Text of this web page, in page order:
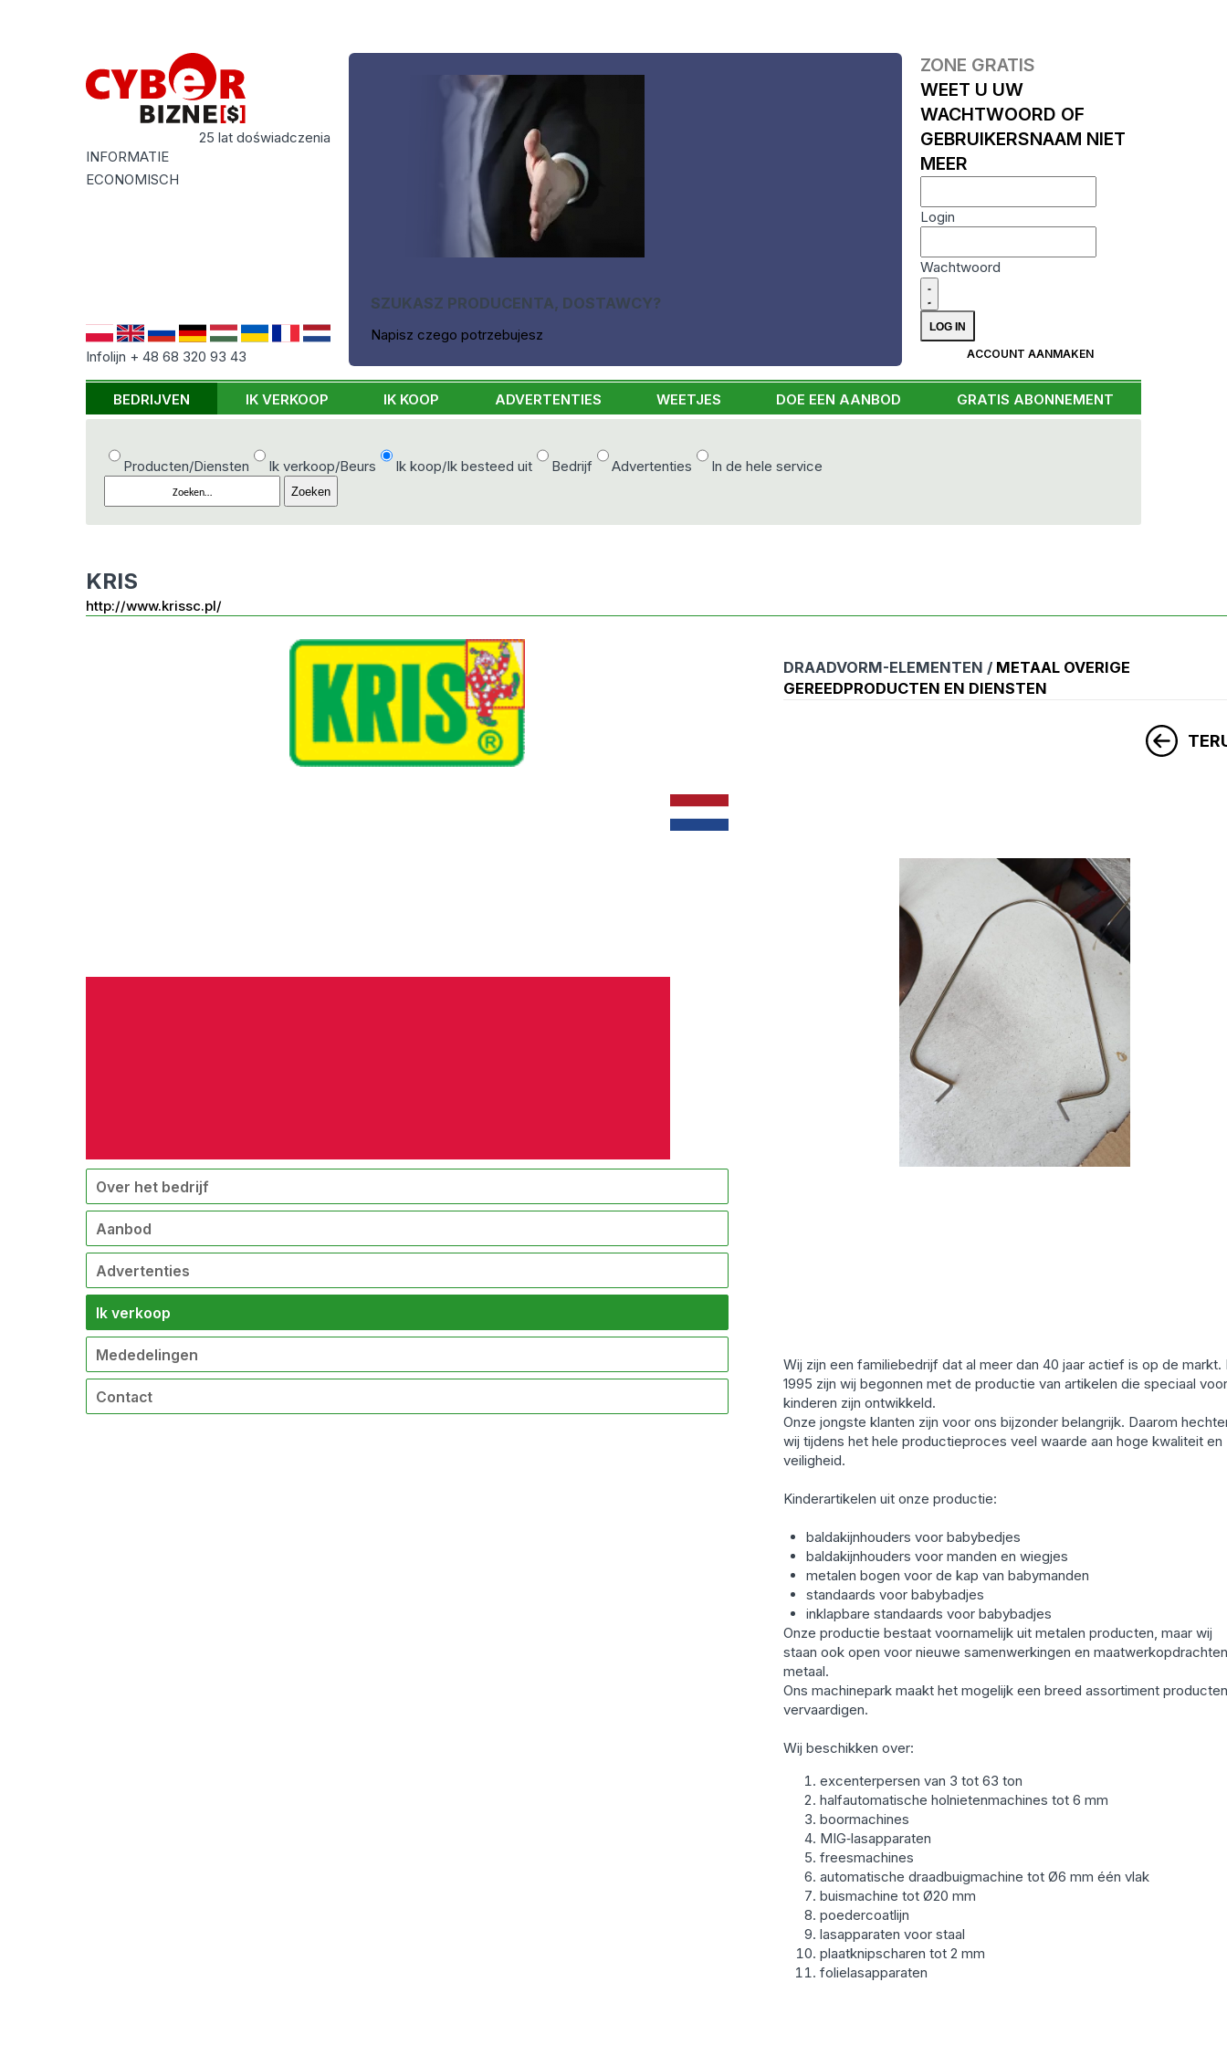
25 lat doświadczenia
INFORMATIE
ECONOMISCH
Infolijn + 48 68 320 93 43
SZUKASZ PRODUCENTA, DOSTAWCY?
Napisz czego potrzebujesz
ZONE GRATIS
WEET U UW
WACHTWOORD OF
GEBRUIKERSNAAM NIET
MEER
Login
Wachtwoord
ACCOUNT AANMAKEN
BEDRIJVEN IK VERKOOP IK KOOP ADVERTENTIES WEETJES DOE EEN AANBOD GRATIS ABONNEMENT
Producten/Diensten Ik verkoop/Beurs Ik koop/Ik besteed uit Bedrijf Advertenties In de hele service
KRIS
http://www.krissc.pl/
Over het bedrijf
Aanbod
Advertenties
Ik verkoop
Mededelingen
Contact
DRAADVORM-ELEMENTEN / METAAL OVERIGE
GEREEDPRODUCTEN EN DIENSTEN
Wij zijn een familiebedrijf dat al meer dan 40 jaar actief is op de markt.
1995 zijn wij begonnen met de productie van artikelen die speciaal
kinderen zijn ontwikkeld.
Onze jongste klanten zijn voor ons bijzonder belangrijk. Daarom
wij tijdens het hele productieproces veel waarde aan hoge kwaliteit en
veiligheid.
Kinderartikelen uit onze productie:
baldakijnhouders voor babybedjes
baldakijnhouders voor manden en wiegjes
metalen bogen voor de kap van babymanden
standaards voor babybadjes
inklapbare standaards voor babybadjes
Onze productie bestaat voornamelijk uit metalen producten, maar wij
staan ook open voor nieuwe samenwerkingen en
metaal.
Ons machinepark maakt het mogelijk een breed assortiment
vervaardigen.
Wij beschikken over:
excenterpersen van 3 tot 63 ton
halfautomatische holnietenmachines tot 6 mm
boormachines
MIG‑lasapparaten
freesmachines
automatische draadbuigmachine tot Ø6 mm één vlak
buismachine tot Ø20 mm
poedercoatlijn
lasapparaten voor staal
plaatknipscharen tot 2 mm
folielasapparaten